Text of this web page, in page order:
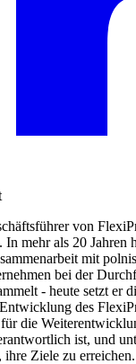
von
In mehr als 20 Jahren
mit
bei der
- heute setzt er
des
für die
ist, und
ihre Ziele zu erreichen.